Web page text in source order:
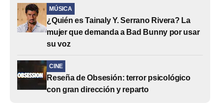
MÚSICA
¿Quién es Tainaly Y. Serrano Rivera? La
mujer que demanda a Bad Bunny por usar
su voz
CINE
Reseña de Obsesión: terror psicológico
con gran dirección y reparto